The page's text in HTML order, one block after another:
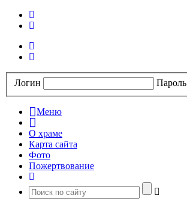
Логин Пароль
Меню
О храме
Карта сайта
Фото
Пожертвование